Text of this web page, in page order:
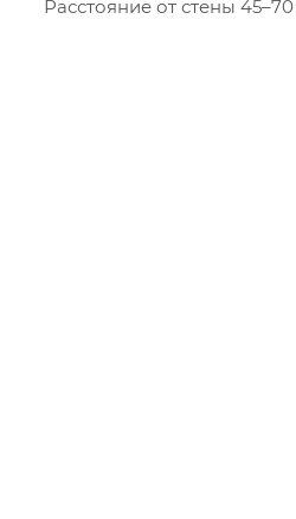
Расстояние от стены